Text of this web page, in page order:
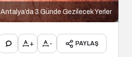
Antalya’da 3 Günde Gezilecek Yerler
+ - PAYLAŞ